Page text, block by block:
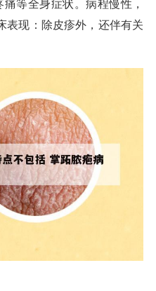
等全身症状。病程慢性，
表现：除皮疹外，还伴有关